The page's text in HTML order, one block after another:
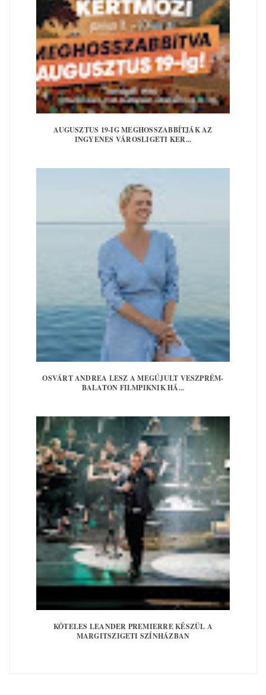
AUGUSZTUS 19-IG MEGHOSSZABBÍTJÁK AZ
INGYENES VÁROSLIGETI KER...
OSVÁRT ANDREA LESZ A MEGÚJULT VESZPRÉM-
BALATON FILMPIKNIK HÁ...
KÖTELES LEANDER PREMIERRE KÉSZÜL A
MARGITSZIGETI SZÍNHÁZBAN